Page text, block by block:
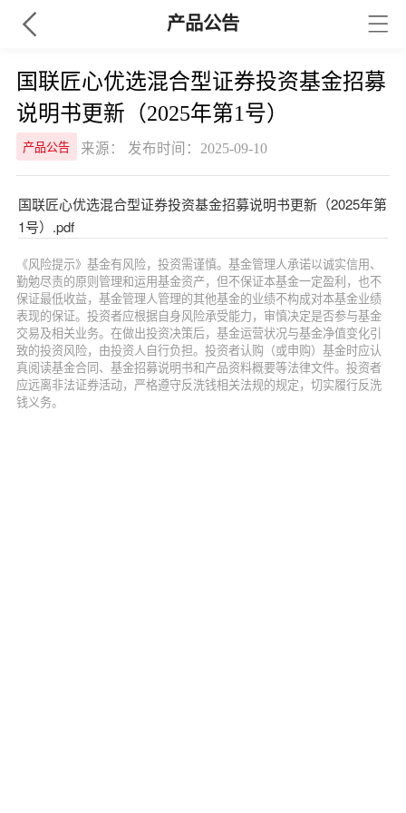
产品公告
国联匠心优选混合型证券投资基金招募
说明书更新（2025年第1号）
产品公告 来源： 发布时间：2025-09-10
国联匠心优选混合型证券投资基金招募说明书更新（2025年第
1号）.pdf
《风险提示》基金有风险，投资需谨慎。基金管理人承诺以诚实信用、
勤勉尽责的原则管理和运用基金资产，但不保证本基金一定盈利，也不
保证最低收益，基金管理人管理的其他基金的业绩不构成对本基金业绩
表现的保证。投资者应根据自身风险承受能力，审慎决定是否参与基金
交易及相关业务。在做出投资决策后，基金运营状况与基金净值变化引
致的投资风险，由投资人自行负担。投资者认购（或申购）基金时应认
真阅读基金合同、基金招募说明书和产品资料概要等法律文件。投资者
应远离非法证券活动，严格遵守反洗钱相关法规的规定，切实履行反洗
钱义务。